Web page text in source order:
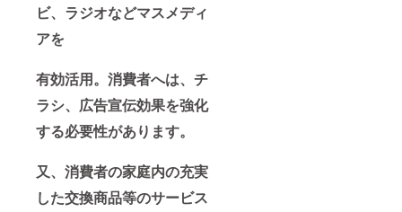
ビ、ラジオなどマスメディ
アを
有効活用。消費者へは、チ
ラシ、広告宣伝効果を強化
する必要性があります。
又、消費者の家庭内の充実
した交換商品等のサービス